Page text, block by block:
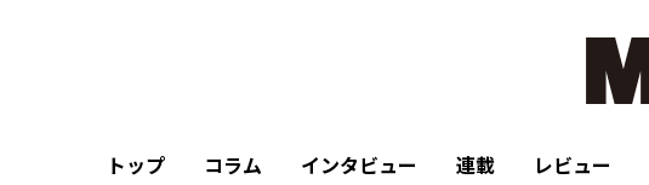
トップ コラム インタビュー 連載 レビュー